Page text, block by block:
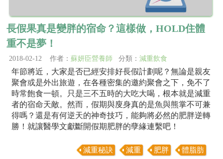
長假果真是變胖的宿命？這樣做，HOLD住體
重不是夢！
2018-02-12 作者： 蘇妍臣營養師 分類： 減重飲食
年節將近，大家是否已經安排好長假計劃呢？無論是親友
聚會或是外出旅遊，在各種密集的邀約聚會之下，免不了
時常飽食一頓。只是三不五時的大吃大喝，根本就是減重
者的宿命天敵。然而，假期與廋身真的是魚與熊掌不可兼
得嗎？還是有何逆天的神奇技巧，能夠將必然的肥胖逆轉
勝！就讓醫學文獻斷開假期肥胖的孽緣連繫吧！
減重秘訣 減重 肥胖 體脂肪